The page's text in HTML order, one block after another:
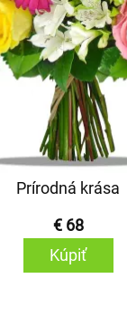
Prírodná krása
€ 68
Kúpiť